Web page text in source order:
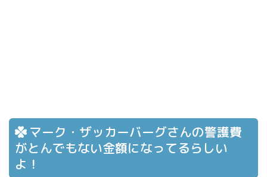
マーク・ザッカーバーグさんの警護費
がとんでもない金額になってるらしい
よ！